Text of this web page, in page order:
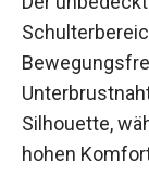
Der
Die
Silhouette,